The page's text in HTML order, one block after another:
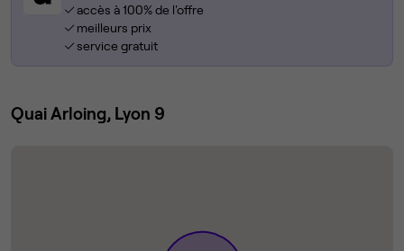
accès à 100% de l'offre
meilleurs prix
service gratuit
Quai Arloing, Lyon 9